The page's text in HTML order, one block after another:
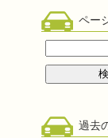
ペー
過去